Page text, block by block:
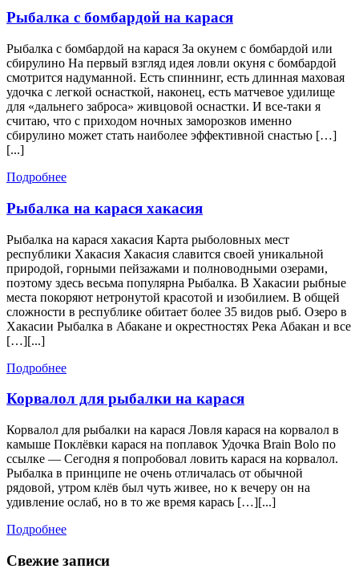
Рыбалка с бомбардой на карасяРыбалка
бомбардой
на
карася
Рыбалка с бомбардой на карася За окунем с бомбардой или
сбирулино На первый взгляд идея ловли окуня с бомбардой
смотрится надуманной. Есть спиннинг, есть длинная маховая
удочка с легкой оснасткой, наконец, есть матчевое удилище
для «дальнего заброса» живцовой оснастки. И все-таки я
считаю, что с приходом ночных заморозков именно
сбирулино может стать наиболее эффективной снастью […]
[...]
ПодробнееПодробнее
Рыбалка на карася хакасияРыбалка
карася
хакасия
Рыбалка на карася хакасия Карта рыболовных мест
республики Хакасия Хакасия славится своей уникальной
природой, горными пейзажами и полноводными озерами,
поэтому здесь весьма популярна Рыбалка. В Хакасии рыбные
места покоряют нетронутой красотой и изобилием. В общей
сложности в республике обитает более 35 видов рыб. Озеро в
Хакасии Рыбалка в Абакане и окрестностях Река Абакан и все
[…][...]
ПодробнееПодробнее
Корвалол для рыбалки на карасяКорвалол
рыбалки
на
карася
Корвалол для рыбалки на карася Ловля карася на корвалол в
камыше Поклёвки карася на поплавок Удочка Brain Bolo по
ссылке — Сегодня я попробовал ловить карася на корвалол.
Рыбалка в принципе не очень отличалась от обычной
рядовой, утром клёв был чуть живее, но к вечеру он на
удивление ослаб, но в то же время карась […][...]
ПодробнееПодробнее
Свежие записи